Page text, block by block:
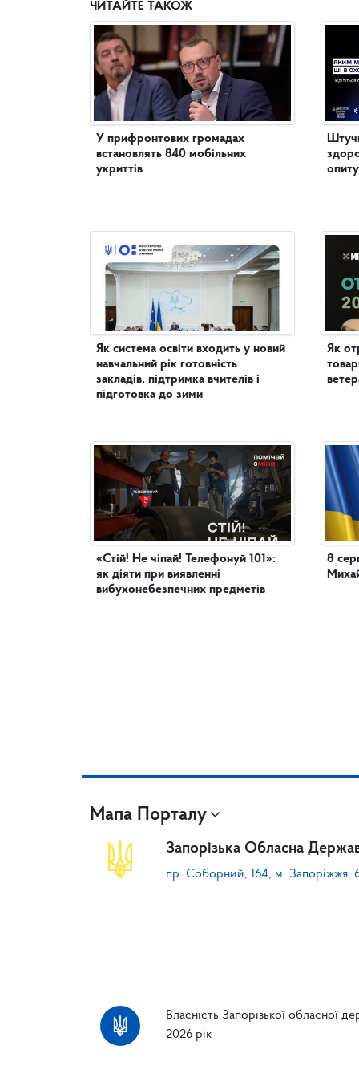
ЧИТАЙТЕ ТАКОЖ
У прифронтових громадах
встановлять 840 мобільних
укриттів
Як система освіти входить у новий
навчальний рік готовність
закладів, підтримка вчителів і
підготовка до зими
«Стій! Не чіпай! Телефонуй 101»:
як діяти при виявленні
вибухонебезпечних предметів
Як
8
Мапа Порталу
Запорізька Обласна
пр. Соборний, 164, м. Запоріжжя,
Власність Запорізької обласної
2026 рік